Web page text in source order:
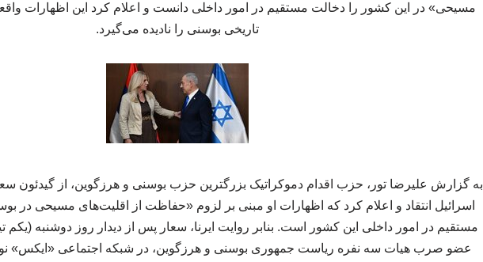
مسیحی» در این کشور را دخالت مستقیم در امور داخلی دانست و اعلام کرد این اظهارات
تاریخی بوسنی را نادیده می‌گیرد.
به گزارش علیرضا تور، حزب اقدام دموکراتیک بزرگترین حزب بوسنی و هرزگوین، از گیدئون
اسرائیل انتقاد و اعلام کرد که اظهارات او مبنی بر لزوم «حفاظت از اقلیت‌های مسیحی در
مستقیم در امور داخلی این کشور است. بنابر روایت ایرنا، سعار پس از دیدار روز دوشنبه (یکم
عضو صرب هیات سه نفره ریاست جمهوری بوسنی و هرزگوین، در شبکه اجتماعی «ایکس»